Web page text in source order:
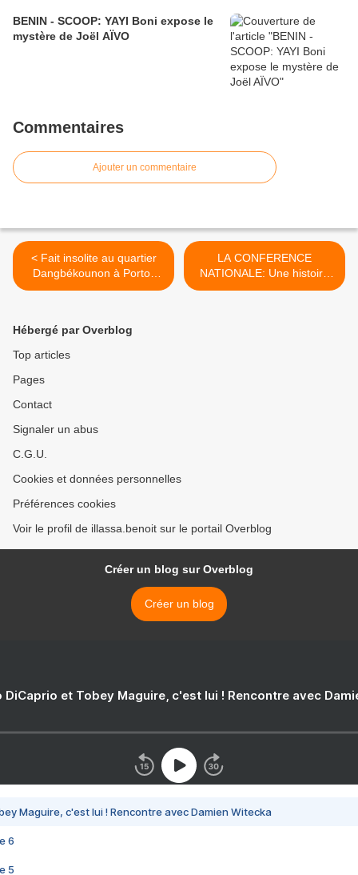
BENIN - SCOOP: YAYI Boni expose le
mystère de Joël AÏVO
Commentaires
Ajouter un commentaire
< Fait insolite au quartier
Dangbékounon à Porto-
Novo : Un oiseau se
LA CONFERENCE
NATIONALE: Une histoire
oubliee par la jeunesse
Hébergé par Overblog
Top articles
Pages
Contact
Signaler un abus
C.G.U.
Cookies et données personnelles
Préférences cookies
Voir le profil de illassa.benoit sur le portail Overblog
Créer un blog sur Overblog
Créer un blog
DiCaprio et Tobey Maguire, c'est lui ! Rencontre avec
Maguire, c'est lui ! Rencontre avec Damien Witecka
6
5